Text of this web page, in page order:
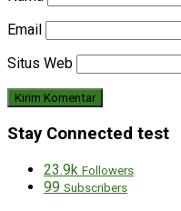
Email
Situs Web
Stay Connected test
23.9k Followers
99 Subscribers